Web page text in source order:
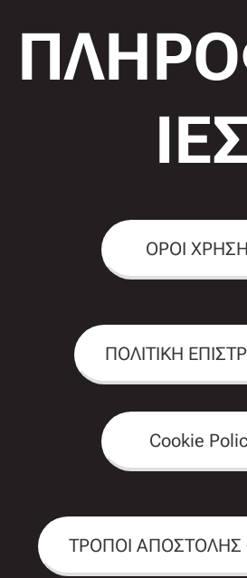
ΟΡΟΙ
ΠΟΛΙΤΙΚΗ
Cookie
ΤΡΟΠΟΙ ΑΠΟΣΤΟΛΗΣ